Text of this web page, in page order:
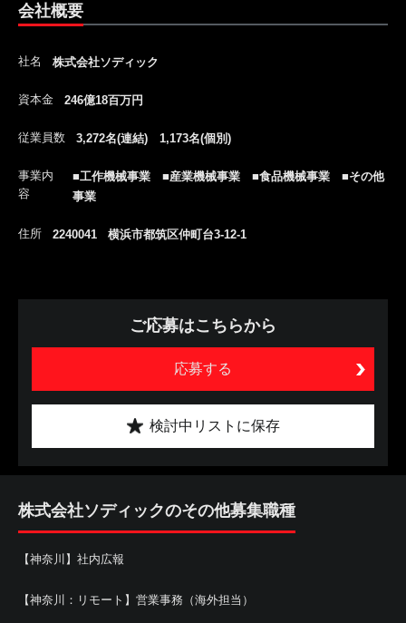
会社概要
社名 株式会社ソディック
資本金 246億18百万円
従業員数 3,272名(連結) 1,173名(個別)
事業内
容
■工作機械事業 ■産業機械事業 ■食品機械事業 ■その他
事業
住所 2240041 横浜市都筑区仲町台3-12-1
ご応募はこちらから
応募する
検討中リストに保存
株式会社ソディックのその他募集職種
【神奈川】社内広報
【神奈川：リモート】営業事務（海外担当）